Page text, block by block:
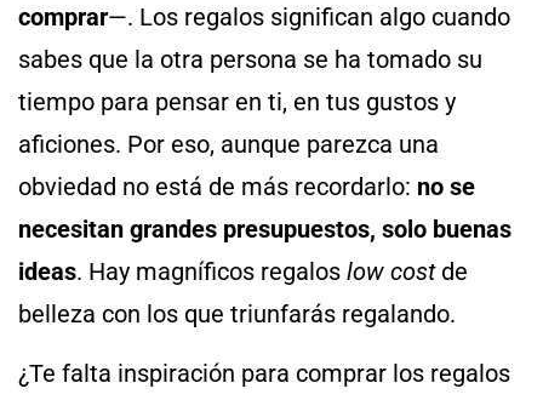
comprar—. Los regalos significan algo cuando
sabes que la otra persona se ha tomado su
tiempo para pensar en ti, en tus gustos y
aficiones. Por eso, aunque parezca una
obviedad no está de más recordarlo: no se
necesitan grandes presupuestos, solo buenas
ideas. Hay magníficos regalos low cost de
belleza con los que triunfarás regalando.
¿Te falta inspiración para comprar los regalos